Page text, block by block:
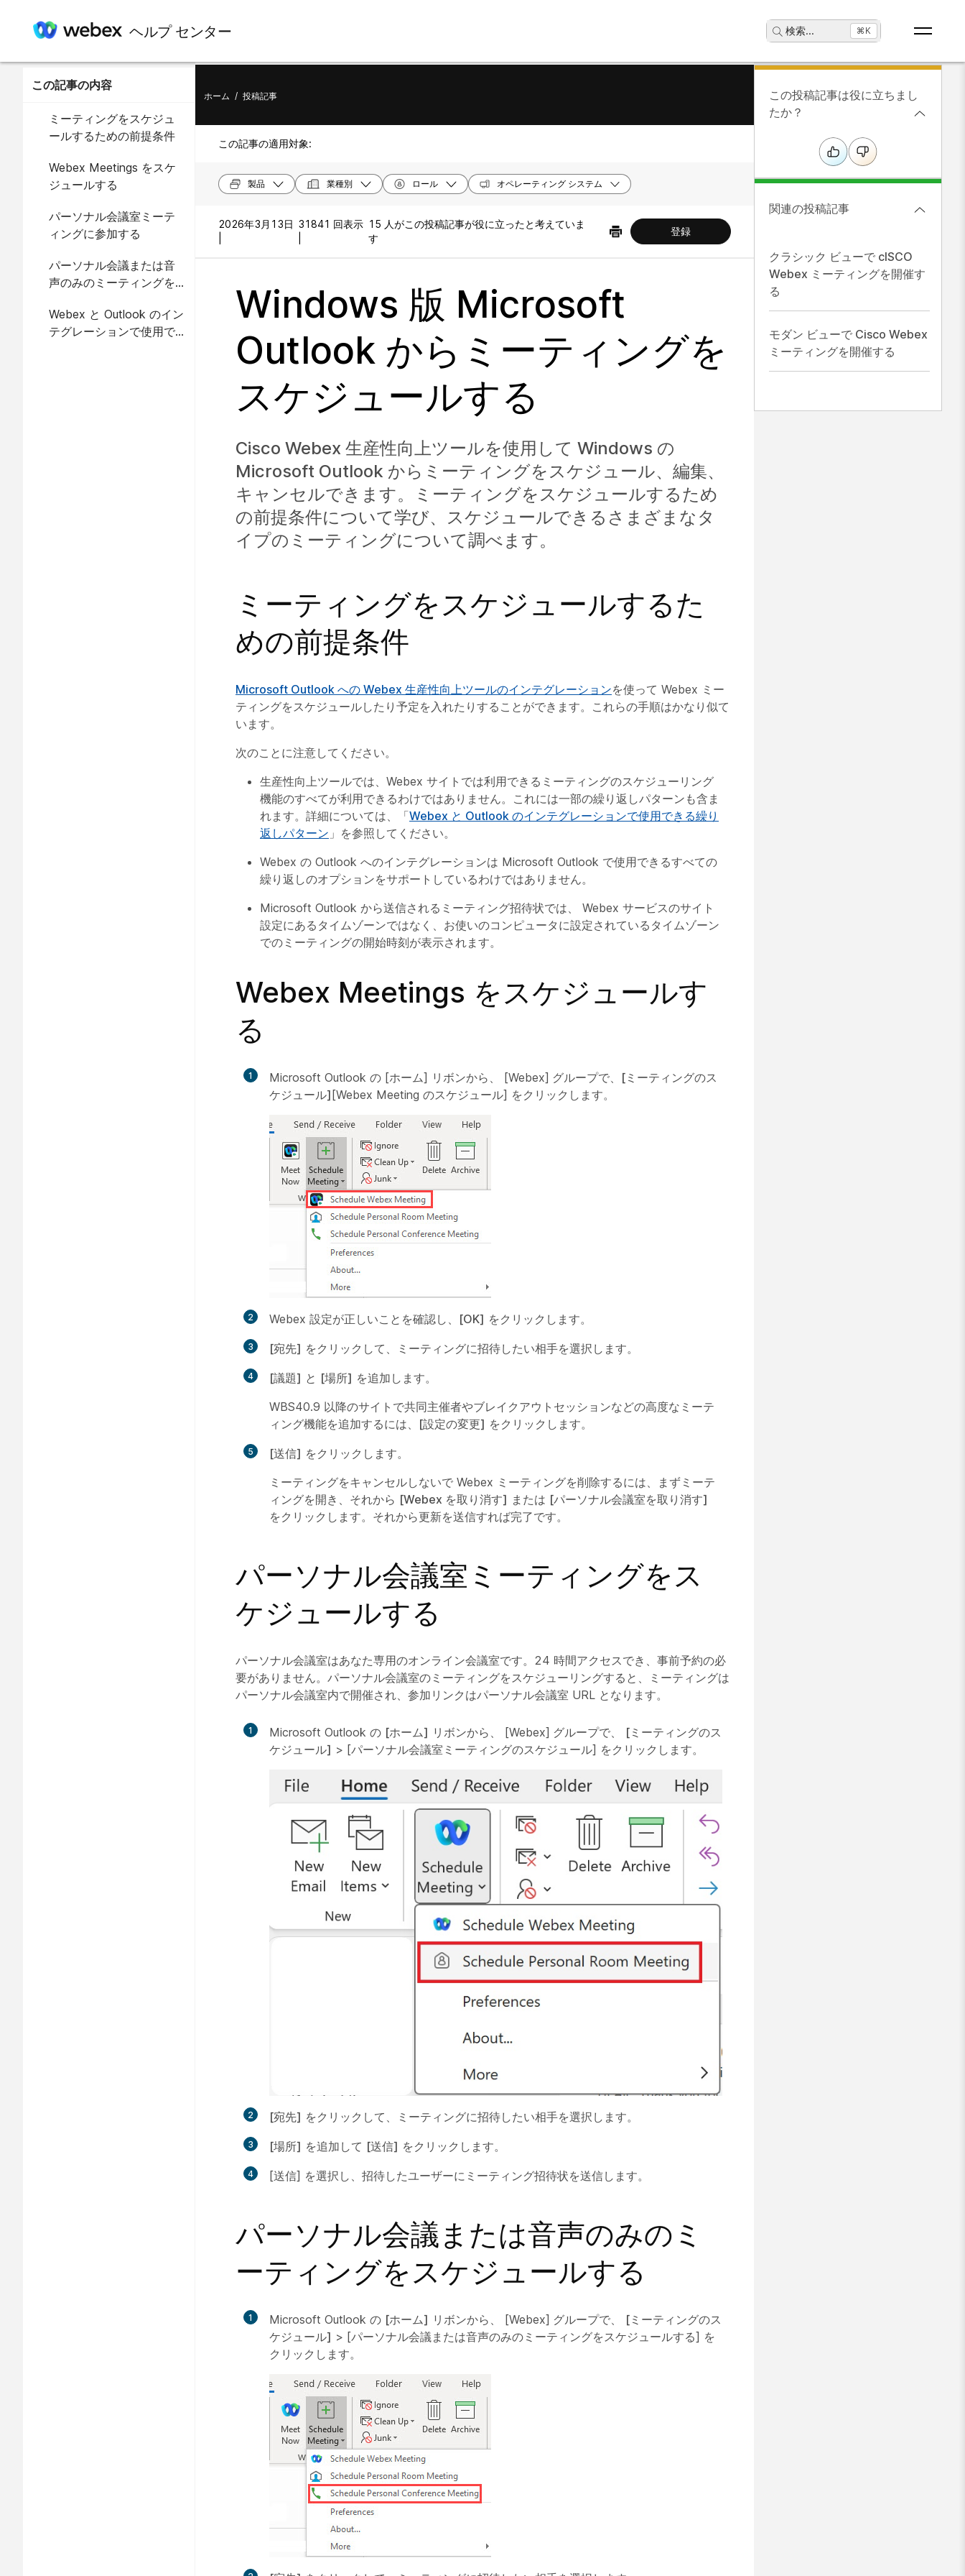
ヘルプ センター 検索... ⌘K
この記事の内容
ミーティングをスケジュ
ールするための前提条件
Webex Meetings をスケ
ジュールする
パーソナル会議室ミーテ
ィングに参加する
パーソナル会議または音
声のみのミーティングを
Webex と Outlook のイン
テグレーションで使用で
ホーム / 投稿記事
この記事の適用対象:
製品 業種別 ロール オペレーティング システム
2026年3月13日 31841 回表示 15 人がこの投稿記事が役に立ったと考えていま
す
登録
Windows 版 Microsoft
Outlook からミーティングを
スケジュールする
Cisco Webex 生産性向上ツールを使用して Windows の
Microsoft Outlook からミーティングをスケジュール、編集、
キャンセルできます。ミーティングをスケジュールするため
の前提条件について学び、スケジュールできるさまざまなタ
イプのミーティングについて調べます。
ミーティングをスケジュールするた
めの前提条件
Microsoft Outlook への Webex 生産性向上ツールのインテグレーションを使って Webex ミー
ティングをスケジュールしたり予定を入れたりすることができます。これらの手順はかなり似て
います。
次のことに注意してください。
生産性向上ツールでは、Webex サイトでは利用できるミーティングのスケジューリング
機能のすべてが利用できるわけではありません。これには一部の繰り返しパターンも含ま
れます。詳細については、「Webex と Outlook のインテグレーションで使用できる繰り
返しパターン 」を参照してください。
Webex の Outlook へのインテグレーションは Microsoft Outlook で使用できるすべての
繰り返しのオプションをサポートしているわけではありません。
Microsoft Outlook から送信されるミーティング招待状では、 Webex サービスのサイト
設定にあるタイムゾーンではなく、お使いのコンピュータに設定されているタイムゾーン
でのミーティングの開始時刻が表示されます。
Webex Meetings をスケジュールす
る
1 Microsoft Outlook の [ホーム] リボンから、 [Webex] グループで、 [ミーティングのス
ケジュール] [Webex Meeting のスケジュール] をクリックします。
2 Webex 設定が正しいことを確認し、 [OK] をクリックします。
3 [宛先] をクリックして、ミーティングに招待したい相手を選択します。
4 [議題] と [場所] を追加します。
WBS40.9 以降のサイトで共同主催者やブレイクアウトセッションなどの高度なミーテ
ィング機能を追加するには、 [設定の変更] をクリックします。
5 [送信] をクリックします。
ミーティングをキャンセルしないで Webex ミーティングを削除するには、まずミーテ
ィングを開き、それから [Webex を取り消す] または [パーソナル会議室を取り消す]
をクリックします。それから更新を送信すれば完了です。
パーソナル会議室ミーティングをス
ケジュールする
パーソナル会議室はあなた専用のオンライン会議室です。24 時間アクセスでき、事前予約の必
要がありません。パーソナル会議室のミーティングをスケジューリングすると、ミーティングは
パーソナル会議室内で開催され、参加リンクはパーソナル会議室 URL となります。
1 Microsoft Outlook の [ホーム] リボンから、 [Webex] グループで、
[ミーティングのス
ケジュール] > [パーソナル会議室ミーティングのスケジュール] をクリックします。
2 [宛先] をクリックして、ミーティングに招待したい相手を選択します。
3 [場所] を追加して [送信] をクリックします。
4 [送信] を選択し、招待したユーザーにミーティング招待状を送信します。
パーソナル会議または音声のみのミ
ーティングをスケジュールする
1 Microsoft Outlook の [ホーム] リボンから、 [Webex] グループで、
[ミーティングのス
ケジュール] > [パーソナル会議または音声のみのミーティングをスケジュールする] を
クリックします。
この投稿記事は役に立ちまし
たか？
関連の投稿記事
クラシック ビューで cISCO
Webex ミーティングを開催す
る
モダン ビューで Cisco Webex
ミーティングを開催する